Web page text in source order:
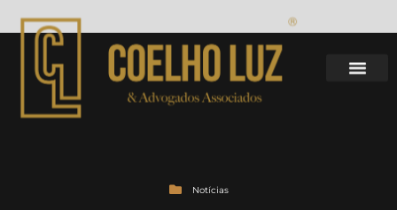
Notícias